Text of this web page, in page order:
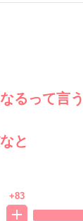
るって言
と
+83